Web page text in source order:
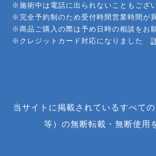
※施術中は電話に出られないこともござ
※完全予約制のため受付時間営業時間が
※商品ご購入の際は予め日時の相談をお
※クレジットカード対応になりました
当サイトに掲載されているすべて
等）の無断転載・無断使用